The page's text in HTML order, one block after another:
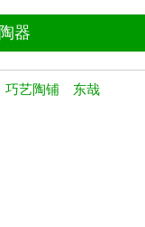
陶器
巧艺陶铺 东哉